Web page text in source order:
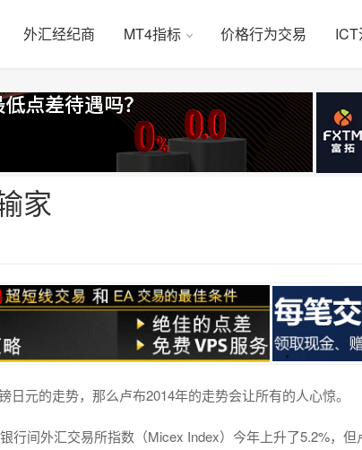
外汇经纪商 MT4指标 价格行为交易
家
元的走势，那么卢布2014年的走势会让所有的人心惊。
行间外汇交易所指数（Micex Index）今年上升了5.2%，